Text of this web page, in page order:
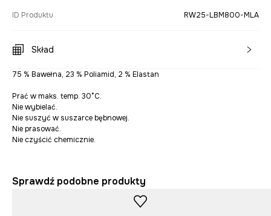
ID Produktu RW25-LBM800-MLA
Skład
75 % Bawełna, 23 % Poliamid, 2 % Elastan
Prać w maks. temp. 30°C.
Nie wybielać.
Nie suszyć w suszarce bębnowej.
Nie prasować.
Nie czyścić chemicznie.
Sprawdź podobne produkty